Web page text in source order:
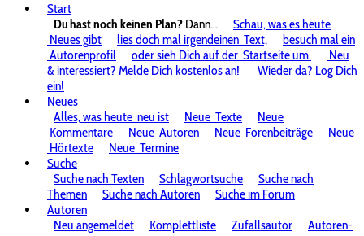
Start
Du hast noch keinen Plan? Dann...
Schau, was es heute
Neues gibt
lies doch mal irgendeinen Text,
besuch mal ein
Autorenprofil
oder sieh Dich auf der Startseite um.
Neu
& interessiert? Melde Dich kostenlos an!
Wieder da? Log Dich
ein!
Neues
Alles, was heute neu ist Neue Texte
Neue
Kommentare
Neue Autoren Neue Forenbeiträge
Neue
Hörtexte
Neue Termine
Suche
Suche nach Texten
Schlagwortsuche
Suche nach
Themen
Suche nach Autoren
Suche im Forum
Autoren
Neu angemeldet
Komplettliste Zufallsautor
Autoren-